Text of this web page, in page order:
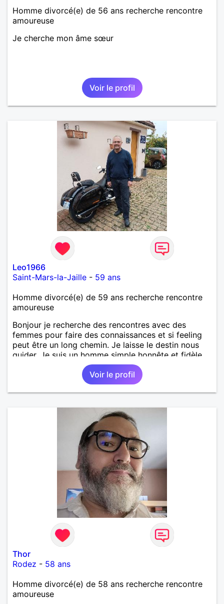
Homme divorcé(e) de 56 ans recherche rencontre
amoureuse
Je cherche mon âme sœur
Voir le profil
Leo1966
Saint-Mars-la-Jaille - 59 ans
Homme divorcé(e) de 59 ans recherche rencontre
amoureuse
Bonjour je recherche des rencontres avec des
femmes pour faire des connaissances et si feeling
peut être un long chemin. Je laisse le destin nous
guider. Je suis un homme simple honnête et fidèle.
Voir le profil
Thor
Rodez - 58 ans
Homme divorcé(e) de 58 ans recherche rencontre
amoureuse